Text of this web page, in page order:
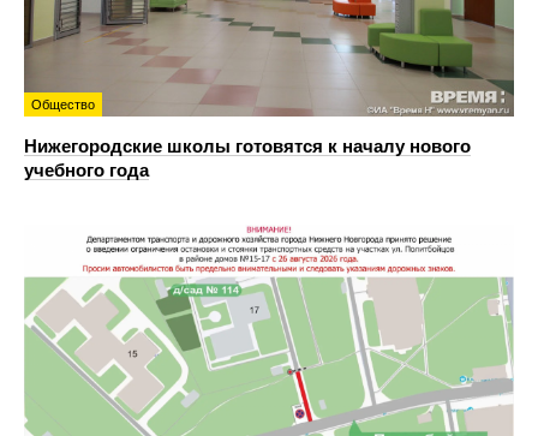
Общество
Нижегородские школы готовятся к началу нового
учебного года